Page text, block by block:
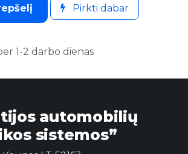
Pirkti dabar
1-2 darbo dienas
automobilių
sistemos”